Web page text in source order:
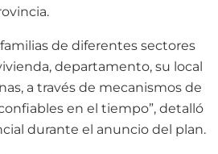
de diferentes sectores
departamento, su local
a través de mecanismos de
en el tiempo”, detalló
durante el anuncio del plan.